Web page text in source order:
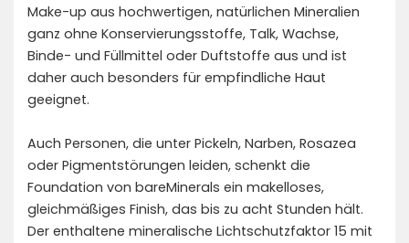
Make-up aus hochwertigen, natürlichen Mineralien
ganz ohne Konservierungsstoffe, Talk, Wachse,
Binde- und Füllmittel oder Duftstoffe aus und ist
daher auch besonders für empfindliche Haut
geeignet.
Auch Personen, die unter Pickeln, Narben, Rosazea
oder Pigmentstörungen leiden, schenkt die
Foundation von bareMinerals ein makelloses,
gleichmäßiges Finish, das bis zu acht Stunden hält.
Der enthaltene mineralische Lichtschutzfaktor 15 mit